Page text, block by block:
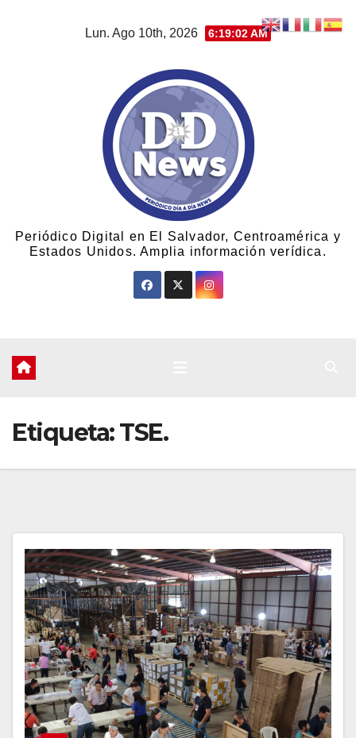
Lun. Ago 10th, 2026 6:19:03 AM
Periódico Digital en El Salvador, Centroamérica y
Estados Unidos. Amplia información verídica.
Etiqueta:TSE.